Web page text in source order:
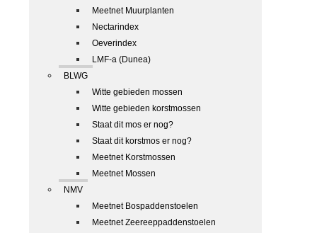
Meetnet Muurplanten
Nectarindex
Oeverindex
LMF-a (Dunea)
BLWG
Witte gebieden mossen
Witte gebieden korstmossen
Staat dit mos er nog?
Staat dit korstmos er nog?
Meetnet Korstmossen
Meetnet Mossen
NMV
Meetnet Bospaddenstoelen
Meetnet Zeereeppaddenstoelen